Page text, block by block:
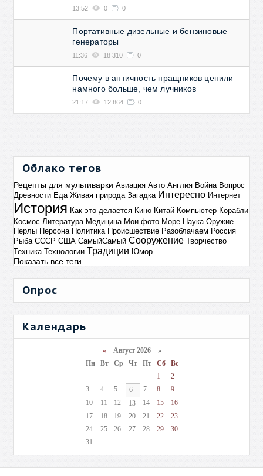
13:52 0 0
Портативные дизельные и бензиновые
генераторы
11:36 18 310 0
Почему в античность пращников ценили
намного больше, чем лучников
21:17 12 864 0
Облако тегов
Рецепты для мультиварки Авиация Авто Англия Война Вопрос
Древности Еда Живая природа Загадка Интересно Интернет
История Как это делается Кино Китай Компьютер Корабли
Космос Литература Медицина Мои фото Море Наука Оружие
Перлы Персона Политика Происшествие Разоблачаем Россия
Рыба СССР США СамыйСамый Сооружение Творчество
Техника Технологии Традиции Юмор
Показать все теги
Опрос
Календарь
«Август 2026 »
Пн
Вт Ср Чт Пт Сб
Вс
1
2
3
4 5 6 7 8
9
10
11 12 13 14 15
16
17
18 19 20 21 22
23
24
25 26 27 28 29
30
31